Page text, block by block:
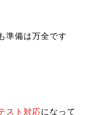
準備は万全です
スト対応になって